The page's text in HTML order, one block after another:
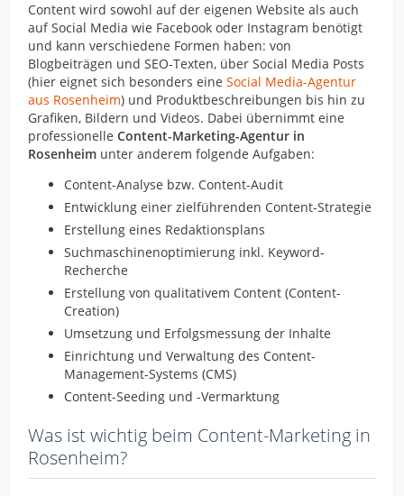
Content wird sowohl auf der eigenen Website als auch
auf Social Media wie Facebook oder Instagram benötigt
und kann verschiedene Formen haben: von
Blogbeiträgen und SEO-Texten, über Social Media Posts
(hier eignet sich besonders eine Social Media-Agentur
aus Rosenheim) und Produktbeschreibungen bis hin zu
Grafiken, Bildern und Videos. Dabei übernimmt eine
professionelle Content-Marketing-Agentur in
Rosenheim unter anderem folgende Aufgaben:
Content-Analyse bzw. Content-Audit
Entwicklung einer zielführenden Content-Strategie
Erstellung eines Redaktionsplans
Suchmaschinenoptimierung inkl. Keyword-
Recherche
Erstellung von qualitativem Content (Content-
Creation)
Umsetzung und Erfolgsmessung der Inhalte
Einrichtung und Verwaltung des Content-
Management-Systems (CMS)
Content-Seeding und -Vermarktung
Was ist wichtig beim Content-Marketing in
Rosenheim?